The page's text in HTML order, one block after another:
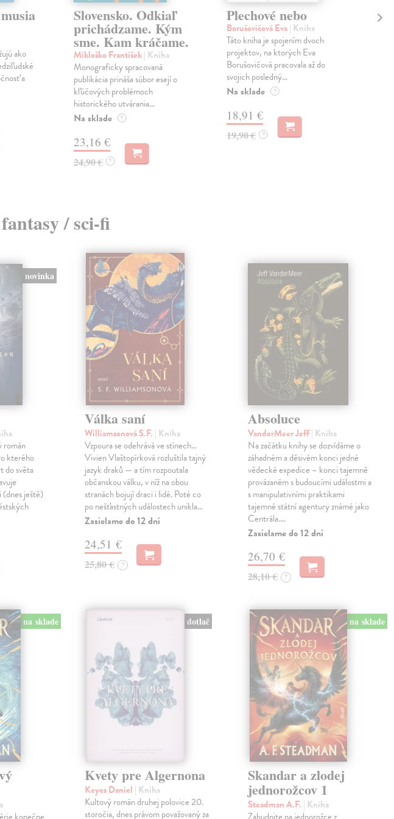
ako
a
Slovensko. Odkiaľ
prichádzame. Kým
sme. Kam kráčame.
Mikloško František| Kniha
Monograficky spracovaná
publikácia prináša súbor esejí o
kľúčových problémoch
historického utvárania...
Na sklade ?
23,16 €
24,90 € ?
Plechové nebo
Borušovičová Eva| Kniha
Táto kniha je spojením dvoch
projektov, na ktorých Eva
Borušovičová pracovala až do
svojich posledný...
Na sklade ?
18,91 €
19,90 € ?
/ sci-fi
novinka
román
kterého
do světa
ještě)
Válka saní
Williamsonová S.F. | Kniha
Vzpoura se odehrává ve stínech…
Vivien Vlaštopírková rozluštila tajný
jazyk draků — a tím rozpoutala
občanskou válku, v níž na obou
stranách bojují draci i lidé. Poté co
po nešťastných událostech unikla…
Zasielame do 12 dní
24,51 €
25,80 € ?
Absoluce
VanderMeer Jeff| Kniha
Na začátku knihy se dozvídáme o
záhadném a děsivém konci jedné
vědecké expedice – konci tajemně
provázaném s budoucími událostmi a
s manipulativními praktikami
tajemné státní agentury známé jako
Centrála.…
Zasielame do 12 dní
26,70 €
28,10 € ?
na sklade dotlač
Kvety pre Algernona
Keyes Daniel | Kniha
Kultový román druhej polovice 20.
storočia, dnes právom považovaný za
na sklade
Skandar a zlodej
jednorožcov 1
Steadman A.F. | Kniha